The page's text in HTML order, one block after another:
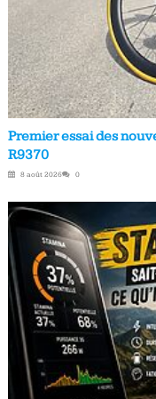
Premier essai des
R9370
8 août 2026 0